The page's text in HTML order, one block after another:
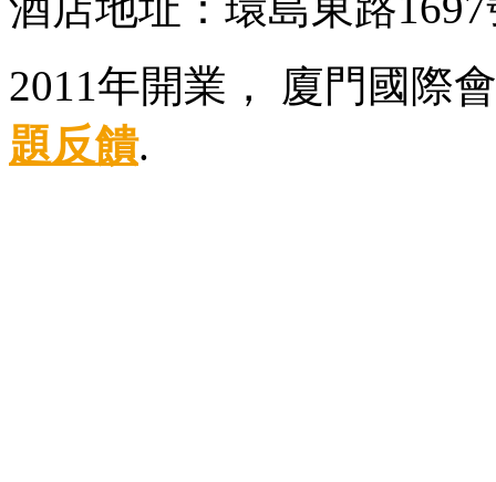
2011年開業， 廈門國
題反饋.